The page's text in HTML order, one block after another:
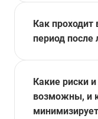
Как проходит
период после
Какие риски
возможны, и